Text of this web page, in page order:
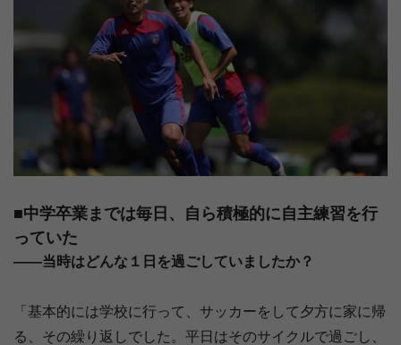
■中学卒業までは毎日、自ら積極的に自主練習を行
っていた
――当時はどんな１日を過ごしていましたか？
「基本的には学校に行って、サッカーをして夕方に家に帰
る、その繰り返しでした。平日はそのサイクルで過ごし、